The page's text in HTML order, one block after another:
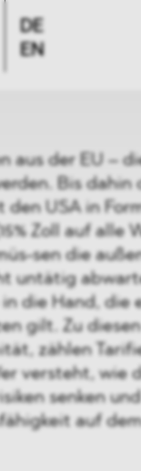
DE
EN
aus der EU –
Bis
USA in
Zoll auf alle
sen die
untätig
die Hand, die
gilt. Zu
zählen
versteht, wie
senken
auf